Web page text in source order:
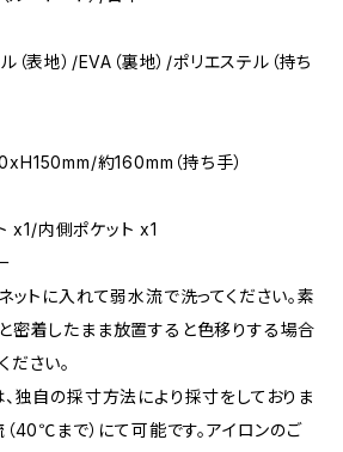
（表地）/EVA（裏地）/ポリエステル（持ち
約160mm（持ち手）
x1/内側ポケット x1
ットに入れて弱水流で洗ってください。素
密着したまま放置すると色移りする場合
さい。
、独自の採寸方法により採寸をしておりま
40℃まで）にて可能です。アイロンのご